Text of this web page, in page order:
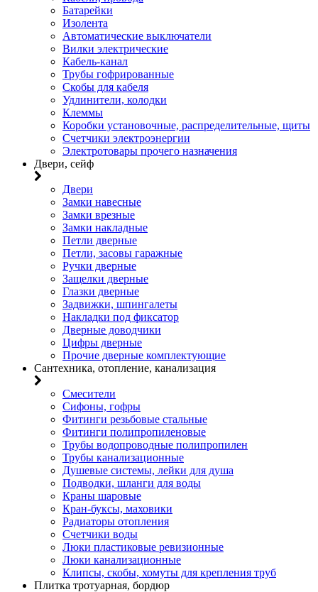
Батарейки
Изолента
Автоматические выключатели
Вилки электрические
Кабель-канал
Трубы гофрированные
Скобы для кабеля
Удлинители, колодки
Клеммы
Коробки установочные, распределительные, щиты
Счетчики электроэнергии
Электротовары прочего назначения
Двери, сейф
Двери
Замки навесные
Замки врезные
Замки накладные
Петли дверные
Петли, засовы гаражные
Ручки дверные
Защелки дверные
Глазки дверные
Задвижки, шпингалеты
Накладки под фиксатор
Дверные доводчики
Цифры дверные
Прочие дверные комплектующие
Сантехника, отопление, канализация
Смесители
Сифоны, гофры
Фитинги резьбовые стальные
Фитинги полипропиленовые
Трубы водопроводные полипропилен
Трубы канализационные
Душевые системы, лейки для душа
Подводки, шланги для воды
Краны шаровые
Кран-буксы, маховики
Радиаторы отопления
Счетчики воды
Люки пластиковые ревизионные
Люки канализационные
Клипсы, скобы, хомуты для крепления труб
Плитка тротуарная, бордюр